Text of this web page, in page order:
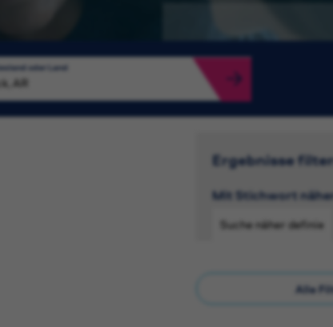
oder Land
Ergebnisse
Mit Stichwort
Alle